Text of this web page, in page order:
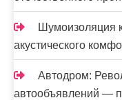
с
я
м
Шумоизоляция
акустического
Автодром:
автообъявлений —